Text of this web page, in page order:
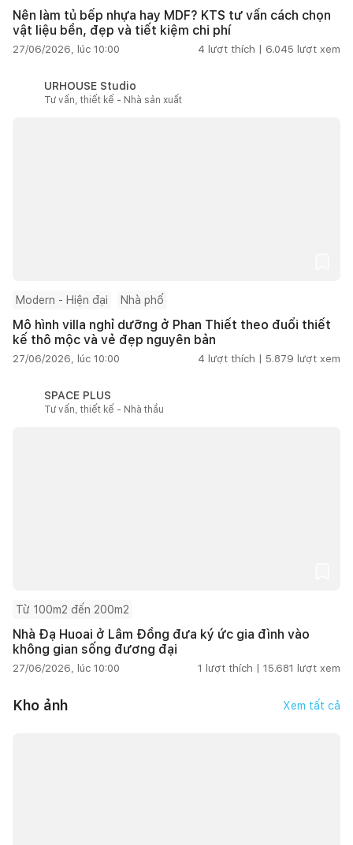
Nên làm tủ bếp nhựa hay MDF? KTS tư vấn cách chọn
vật liệu bền, đẹp và tiết kiệm chi phí
27/06/2026, lúc 10:00 4 lượt thích | 6.045 lượt xem
URHOUSE Studio
Tư vấn, thiết kế - Nhà sản xuất
Modern - Hiện đại Nhà phố
Mô hình villa nghỉ dưỡng ở Phan Thiết theo đuổi thiết
kế thô mộc và vẻ đẹp nguyên bản
27/06/2026, lúc 10:00 4 lượt thích | 5.879 lượt xem
SPACE PLUS
Tư vấn, thiết kế - Nhà thầu
Từ 100m2 đến 200m2
Nhà Đạ Huoai ở Lâm Đồng đưa ký ức gia đình vào
không gian sống đương đại
27/06/2026, lúc 10:00 1 lượt thích | 15.681 lượt xem
Kho ảnh Xem tất cả